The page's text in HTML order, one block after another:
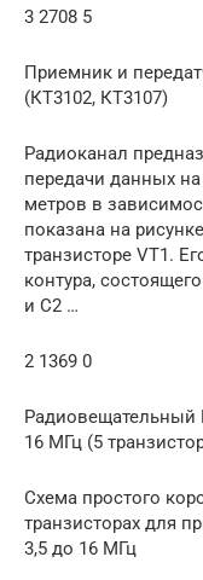
3 2708 5
Приемник и
(КТ3102, КТ3107)
Радиоканал
передачи данных
метров в
показана на
транзисторе VT1.
контура,
и С2 …
2 1369 0
Радиовещательный
16 МГц (5
Схема простого
транзисторах для
3,5 до 16 МГц